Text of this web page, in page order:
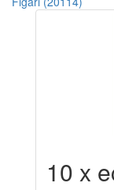
10 x